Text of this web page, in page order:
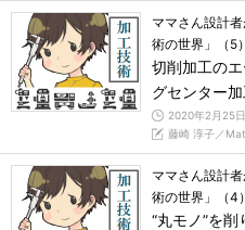
ママさん設計
術の世界」（5
切削加工の
グセンター
2020年2月25日
藤崎 淳子／
ママさん設計
術の世界」（4
“丸モノ”を